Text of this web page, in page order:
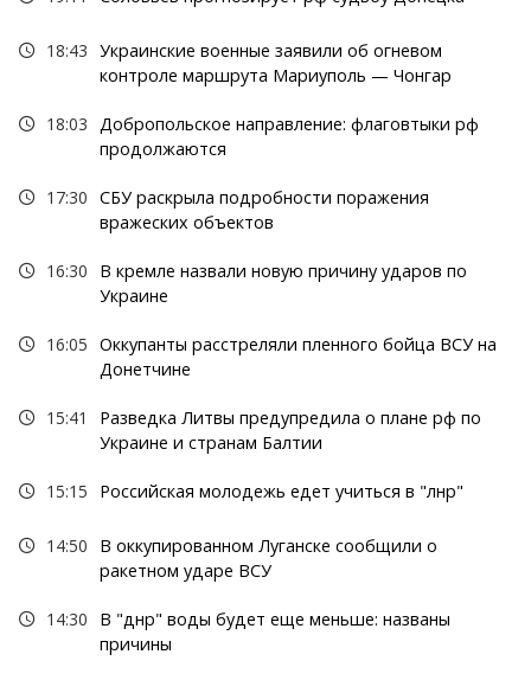
18:43 Украинские военные заявили об огневом
контроле маршрута Мариуполь — Чонгар
18:03 Добропольское направление: флаговтыки рф
продолжаются
17:30 СБУ раскрыла подробности поражения
вражеских объектов
16:30
В кремле назвали новую причину ударов по
Украине
16:05 Оккупанты расстреляли пленного бойца ВСУ на
Донетчине
15:41
Разведка Литвы предупредила о плане рф по
Украине и странам Балтии
15:15 Российская молодежь едет учиться в "лнр"
14:50
В оккупированном Луганске сообщили о
ракетном ударе ВСУ
14:30
В "днр" воды будет еще меньше: названы
причины